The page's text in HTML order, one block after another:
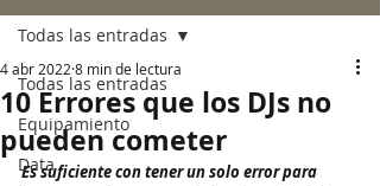
Todas las entradas
Equipamiento
Data
Todas las entradas
10 Errores que los DJs no
pueden cometer
4 abr 2022 8 min de lectura
Es suficiente con tener un solo error para